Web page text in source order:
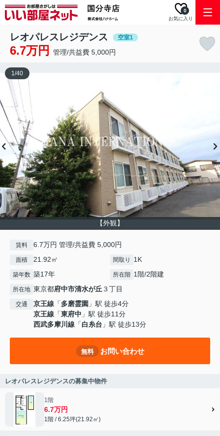
お気に入り
0
レオパレスレジデンス 空室1
6.7万円 管理/共益費 5,000円
【外観】
1/40
賃料 6.7万円 管理/共益費 5,000円
面積 21.92㎡ 間取り 1K
築年数 築17年 所在階 1階/2階建
所在地 東京都府中市清水が丘３丁目
交通 京王線 「多磨霊園 」駅 徒歩4分
京王線 「東府中 」駅 徒歩11分
西武多摩川線 「白糸台 」駅 徒歩13分
無料 お問い合わせ
レオパレスレジデンスの募集中物件
1階
6.7万円
1階 / 6.25坪(21.92㎡)